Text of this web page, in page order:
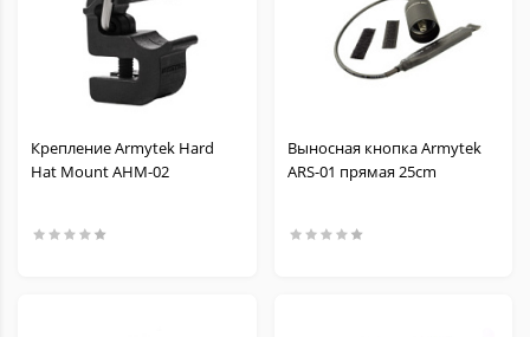
Крепление Armytek Hard
Hat Mount AHM-02
Выносная кнопка Armytek
ARS-01 прямая 25cm